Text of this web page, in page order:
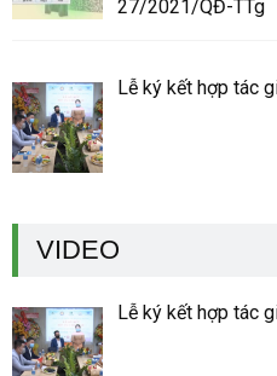
27/2021/QĐ-TTg
Lễ ký kết hợp tác
VIDEO
Lễ ký kết hợp tác